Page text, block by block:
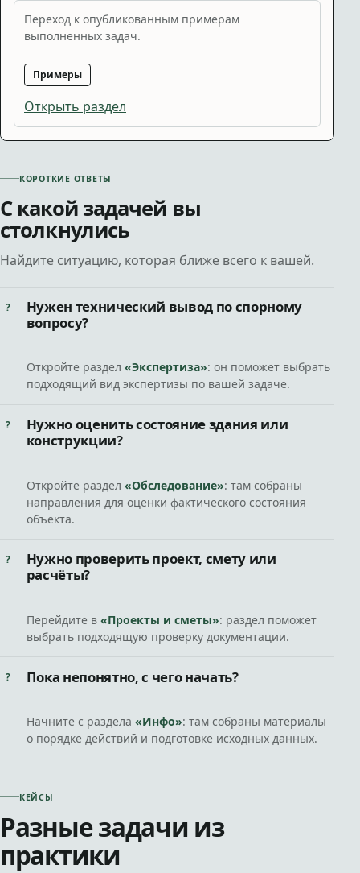
Переход к опубликованным примерам
выполненных задач.
Примеры
Открыть раздел
КОРОТКИЕ ОТВЕТЫ
С какой задачей вы
столкнулись
Найдите ситуацию, которая ближе всего к вашей.
Нужен технический вывод по спорному
вопросу?
Откройте раздел «Экспертиза»: он поможет выбрать
подходящий вид экспертизы по вашей задаче.
Нужно оценить состояние здания или
конструкции?
Откройте раздел «Обследование»: там собраны
направления для оценки фактического состояния
объекта.
Нужно проверить проект, смету или
расчёты?
Перейдите в «Проекты и сметы»: раздел поможет
выбрать подходящую проверку документации.
Пока непонятно, с чего начать?
Начните с раздела «Инфо»: там собраны материалы
о порядке действий и подготовке исходных данных.
КЕЙСЫ
Разные задачи из
практики